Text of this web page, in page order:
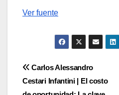
Navegación
entradas
Ver fuente
Navegación
de
Carlos Alessandro
Cestari Infantini | El costo